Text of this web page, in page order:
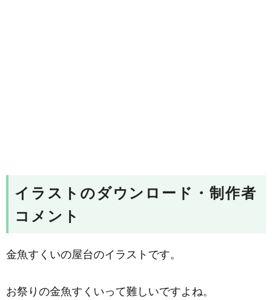
イラストのダウンロード・制作者
コメント
金魚すくいの屋台のイラストです。
お祭りの金魚すくいって難しいですよね。